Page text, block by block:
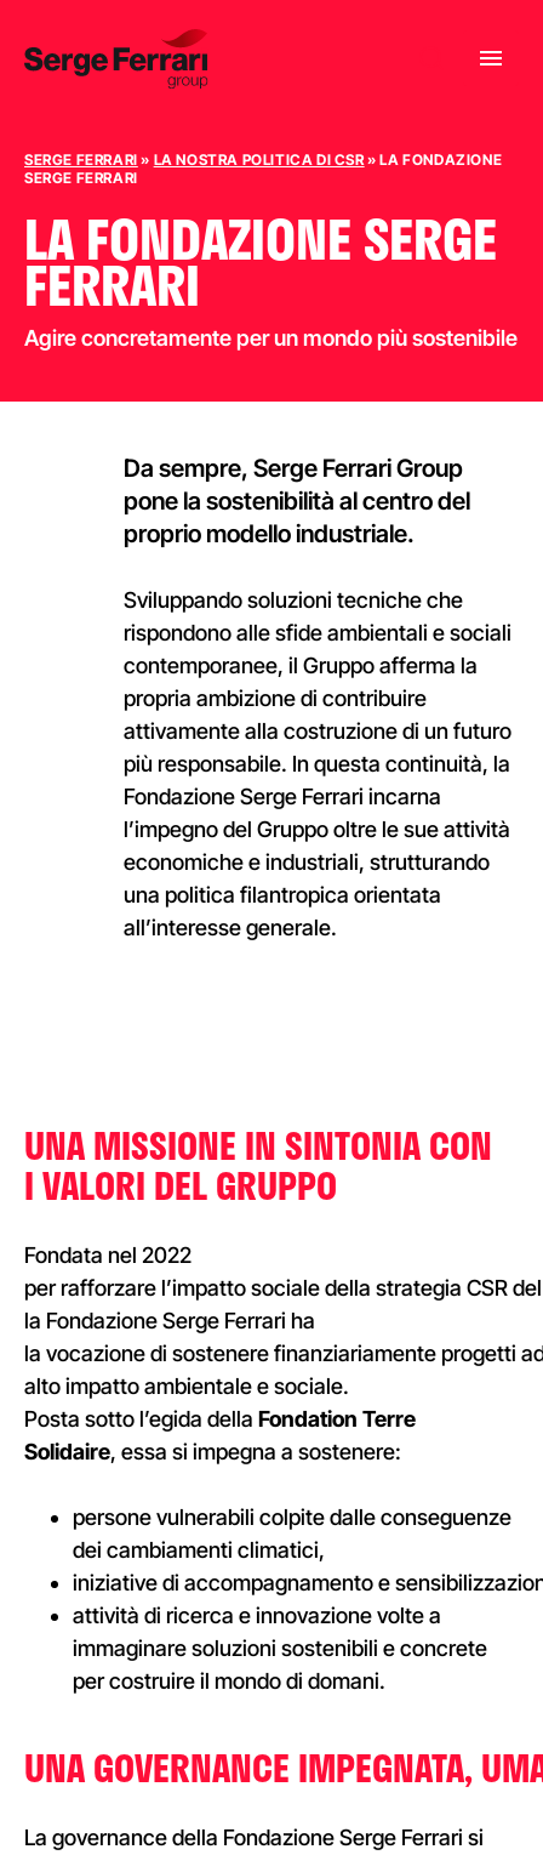
SERGE FERRARI » LA NOSTRA POLITICA DI CSR»LA FONDAZIONE
SERGE FERRARI
LA FONDAZIONE SERGE
FERRARI
Agire concretamente per un mondo più sostenibile
Da sempre, Serge Ferrari Group
pone la sostenibilità al centro del
proprio modello industriale.
Sviluppando soluzioni tecniche che
rispondono alle sfide ambientali e sociali
contemporanee, il Gruppo afferma la
propria ambizione di contribuire
attivamente alla costruzione di un futuro
più responsabile. In questa continuità, la
Fondazione Serge Ferrari incarna
l’impegno del Gruppo oltre le sue attività
economiche e industriali, strutturando
una politica filantropica orientata
all’interesse generale.
UNAMISSIONEINSINTONIACON
IVALORIDELGRUPPO
Fondata nel 2022
per rafforzare l’impatto sociale della strategia CSR
la Fondazione Serge Ferrari ha
la vocazione di sostenere finanziariamente progetti
alto impatto ambientale e sociale.
Posta sotto l’egida della Fondation Terre
Solidaire, essa si impegna a sostenere:
persone vulnerabili colpite dalle conseguenze
dei cambiamenti climatici,
iniziative di accompagnamento e
attività di ricerca e innovazione volte a
immaginare soluzioni sostenibili e concrete
per costruire il mondo di domani.
UNAGOVERNANCEIMPEGNATA,
La governance della Fondazione Serge Ferrari si